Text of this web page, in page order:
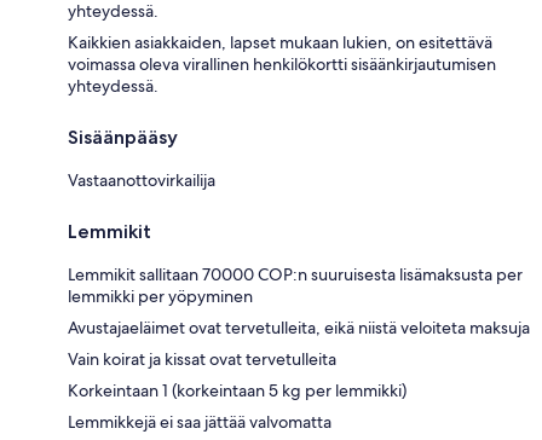
yhteydessä.
Kaikkien asiakkaiden, lapset mukaan lukien, on esitettävä
voimassa oleva virallinen henkilökortti sisäänkirjautumisen
yhteydessä.
Sisäänpääsy
Vastaanottovirkailija
Lemmikit
Lemmikit sallitaan 70000 COP:n suuruisesta lisämaksusta per
lemmikki per yöpyminen
Avustajaeläimet ovat tervetulleita, eikä niistä veloiteta maksuja
Vain koirat ja kissat ovat tervetulleita
Korkeintaan 1 (korkeintaan 5 kg per lemmikki)
Lemmikkejä ei saa jättää valvomatta